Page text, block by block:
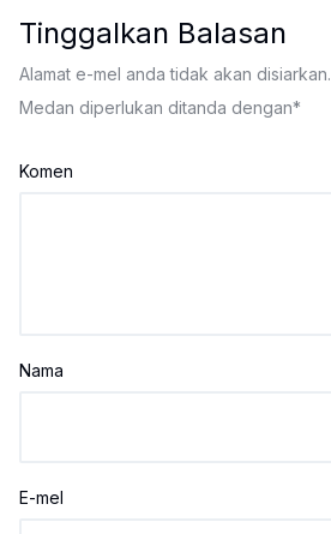
Tinggalkan Balasan
Alamat e-mel anda tidak akan disiarkan.
Medan diperlukan ditanda dengan*
Komen
Nama
E-mel